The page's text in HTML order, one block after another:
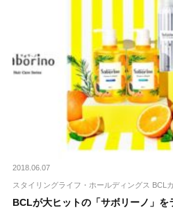
2018.06.07
スタイリングライフ・ホールディングス BCL
BCLが大ヒットの「サボリーノ」を